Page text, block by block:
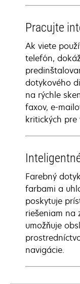
Pracujte
Ak viete
telefón,
dotykového
na rýchle
faxov, e-
kritických pre
Farebný
farbami a
poskytuje
riešeniam na
umožňuje
navigácie.